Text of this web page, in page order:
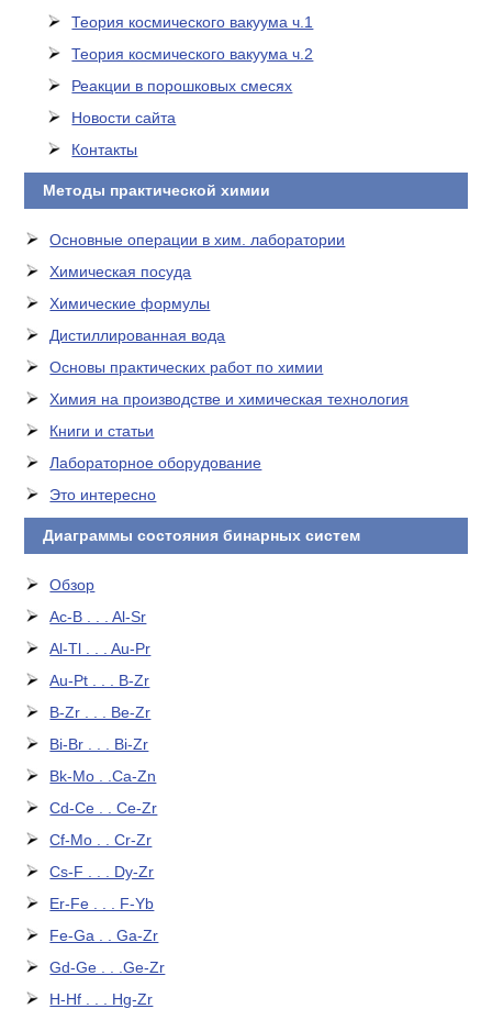
Теория космического вакуума ч.1
Теория космического вакуума ч.2
Реакции в порошковых смесях
Новости сайта
Контакты
Методы практической химии
Основные операции в хим. лаборатории
Химическая посуда
Химические формулы
Дистиллированная вода
Основы практических работ по химии
Химия на производстве и химическая технология
Книги и статьи
Лабораторное оборудование
Это интересно
Диаграммы состояния бинарных систем
Обзор
Ac-B . . . Al-Sr
Al-Tl . . . Au-Pr
Au-Pt . . . B-Zr
B-Zr . . . Be-Zr
Bi-Br . . . Bi-Zr
Bk-Mo . .Ca-Zn
Cd-Ce . . Ce-Zr
Cf-Mo . . Cr-Zr
Cs-F . . . Dy-Zr
Er-Fe . . . F-Yb
Fe-Ga . . Ga-Zr
Gd-Ge . . .Ge-Zr
H-Hf . . . Hg-Zr